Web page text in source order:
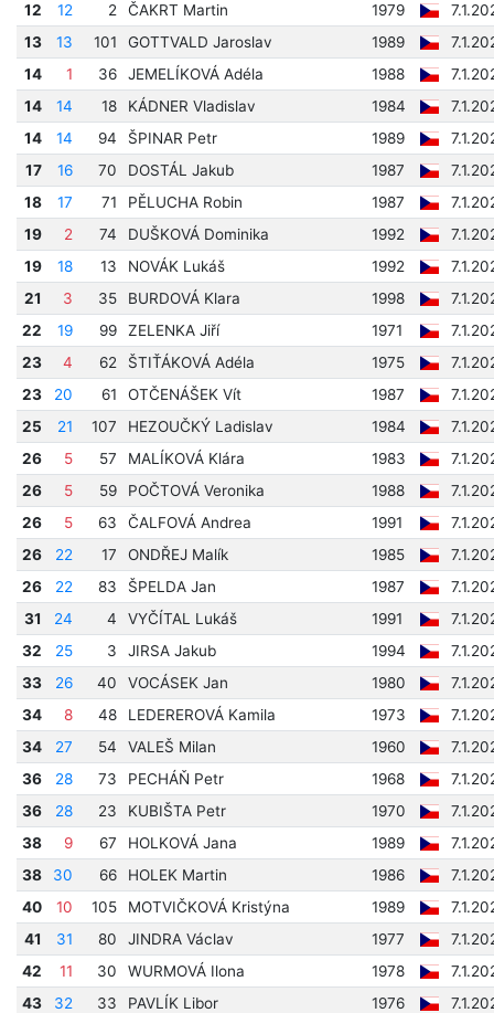
12
12 2 ČAKRT Martin 1979
13
13 101 GOTTVALD Jaroslav 1989
14
1 36 JEMELÍKOVÁ Adéla 1988
14
14 18 KÁDNER Vladislav 1984
14
14 94 ŠPINAR Petr 1989
17
16 70 DOSTÁL Jakub 1987
18
17 71 PĚLUCHA Robin 1987
19
2 74 DUŠKOVÁ Dominika 1992
19
18 13 NOVÁK Lukáš 1992
21
3 35 BURDOVÁ Klara 1998
22
19 99 ZELENKA Jiří 1971
23
4 62 ŠTIŤÁKOVÁ Adéla 1975
23
20 61 OTČENÁŠEK Vít 1987
25
21 107 HEZOUČKÝ Ladislav 1984
26
5 57 MALÍKOVÁ Klára 1983
26
5 59 POČTOVÁ Veronika 1988
26
5 63 ČALFOVÁ Andrea 1991
26
22 17 ONDŘEJ Malík 1985
26
22 83 ŠPELDA Jan 1987
31
24 4 VYČÍTAL Lukáš 1991
32
25 3 JIRSA Jakub 1994
33
26 40 VOCÁSEK Jan 1980
34
8 48 LEDEREROVÁ Kamila 1973
34
27 54 VALEŠ Milan 1960
36
28 73 PECHÁŇ Petr 1968
36
28 23 KUBIŠTA Petr 1970
38
9 67 HOLKOVÁ Jana 1989
38
30 66 HOLEK Martin 1986
40
10 105 MOTVIČKOVÁ Kristýna 1989
41
31 80 JINDRA Václav 1977
42
11 30 WURMOVÁ Ilona 1978
43
32 33 PAVLÍK Libor 1976